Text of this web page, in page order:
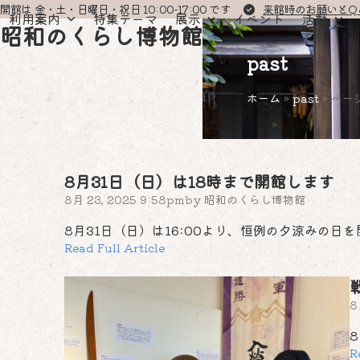
Skip
to
content
開館は 金・土・日曜日・祝日 10:00-17:00 です 来館時のお願いと
昭和のくらし博物館
利用案内 特集テーマ 展示 イベント 活動
past
ホーム»past» ペー
8月31日（日）は18時まで開館します
8月 23, 2025 9:58pmby 昭和のくらし博物館
8月31日（日）は16:00より、恒例の夕涼みの日
Read Full Article